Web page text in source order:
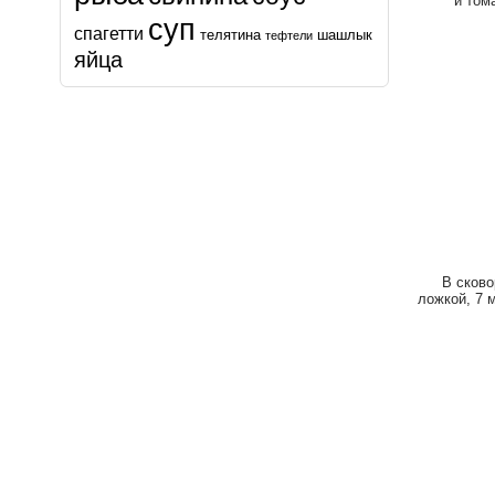
спагетти суп телятина тефтели шашлык
яйца
В
ложкой, 7